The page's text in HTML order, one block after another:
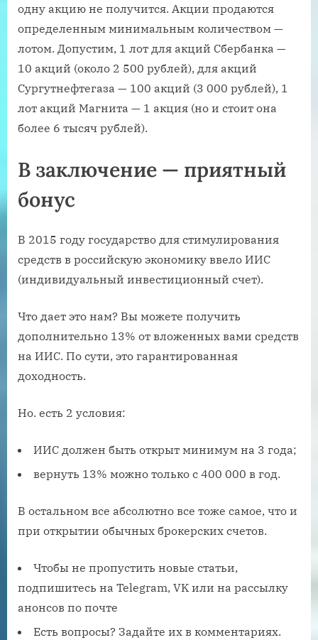
одну акцию не получится. Акции продаются
определенным минимальным количеством —
лотом. Допустим, 1 лот для акций Сбербанка —
10 акций (около 2 500 рублей), для акций
Сургутнефтегаза — 100 акций (3 000 рублей), 1
лот акций Магнита — 1 акция (но и стоит она
более 6 тысяч рублей).
В заключение — приятный
бонус
В 2015 году государство для стимулирования
средств в российскую экономику ввело ИИС
(индивидуальный инвестиционный счет).
Что дает это нам? Вы можете получить
дополнительно 13% от вложенных вами средств
на ИИС. По сути, это гарантированная
доходность.
Но. есть 2 условия:
ИИС должен быть открыт минимум на 3 года;
вернуть 13% можно только с 400 000 в год.
В остальном все абсолютно все тоже самое, что и
при открытии обычных брокерских счетов.
Чтобы не пропустить новые статьи,
подпишитесь на Telegram, VK или на рассылку
анонсов по почте
Есть вопросы? Задайте их в комментариях.